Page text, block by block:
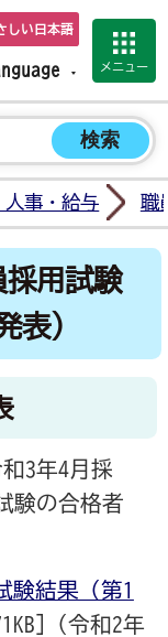
須烏山市ホーム
しい日本語
メニュー
人事・給与 職
用試験
表）
3年4月採
験の合格者
験結果（第1
（令和2年